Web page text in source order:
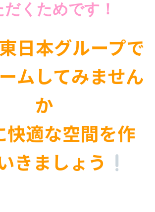
だくためです！
日本グループで
ムしてみません
か
快適な空間を作
きましょう